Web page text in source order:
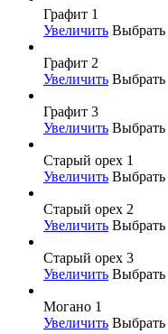
Графит 1
Увеличить Выбрать
Графит 2
Увеличить Выбрать
Графит 3
Увеличить Выбрать
Старый орех 1
Увеличить Выбрать
Старый орех 2
Увеличить Выбрать
Старый орех 3
Увеличить Выбрать
Могано 1
Увеличить Выбрать